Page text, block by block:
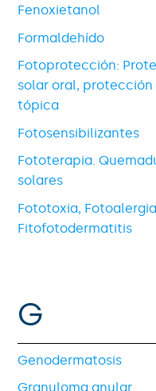
Fenoxietanol
Formaldehído
Fotoprotección:
solar oral, protección
tópica
Fotosensibilizantes
Fototerapia.
solares
Fototoxia,
Fitofotodermatitis
G
Genodermatosis
Granuloma anular